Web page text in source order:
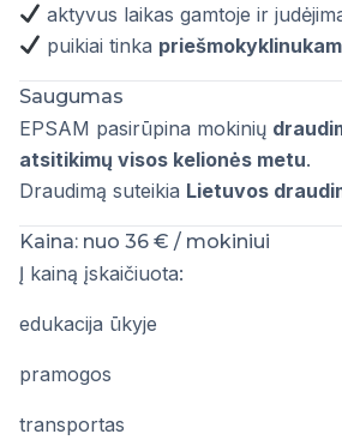
aktyvus laikas gamtoje ir
puikiai tinka
Saugumas
EPSAM pasirūpina mokinių
atsitikimų visos kelionės metu.
Draudimą suteikia Lietuvos
Kaina: nuo 36 € / mokiniui
Į kainą įskaičiuota:
edukacija ūkyje
pramogos
transportas